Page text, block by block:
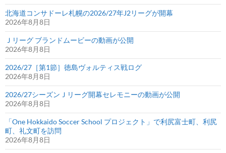
北海道コンサドーレ札幌の2026/27年J2リーグが開幕
2026年8月8日
Ｊリーグ ブランドムービーの動画が公開
2026年8月8日
2026/27［第1節］徳島ヴォルティス戦ログ
2026年8月8日
2026/27シーズンＪリーグ開幕セレモニーの動画が公開
2026年8月8日
「One Hokkaido Soccer School プロジェクト」で利尻富士町、利尻
町、礼文町を訪問
2026年8月8日